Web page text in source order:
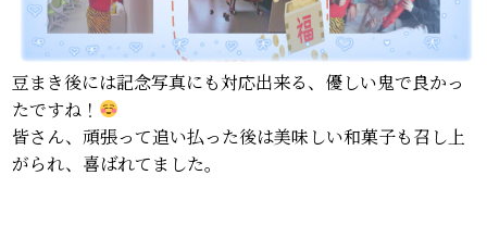
豆まき後には記念写真にも対応出来る、優しい鬼で良かっ
たですね！
皆さん、頑張って追い払った後は美味しい和菓子も召し上
がられ、喜ばれてました。